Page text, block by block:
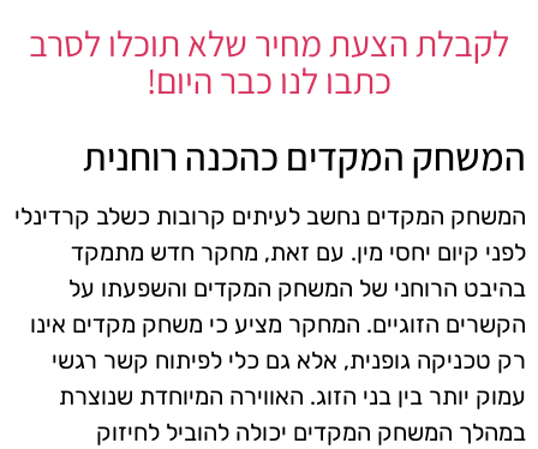
לקבלת הצעת מחיר שלא תוכלו לסרב
כתבו לנו כבר היום!
המשחק המקדים כהכנה רוחנית
המשחק המקדים נחשב לעיתים קרובות כשלב קרדינלי
לפני קיום יחסי מין. עם זאת, מחקר חדש מתמקד
בהיבט הרוחני של המשחק המקדים והשפעתו על
הקשרים הזוגיים. המחקר מציע כי משחק מקדים אינו
רק טכניקה גופנית, אלא גם כלי לפיתוח קשר רגשי
עמוק יותר בין בני הזוג. האווירה המיוחדת שנוצרת
במהלך המשחק המקדים יכולה להוביל לחיזוק